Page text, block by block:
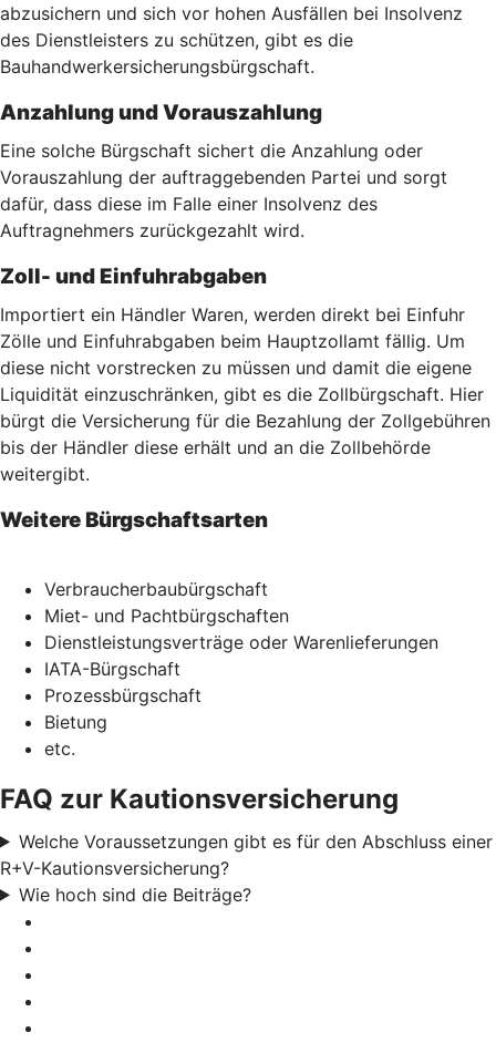
abzusichern und sich vor hohen Ausfällen bei Insolvenz
des Dienstleisters zu schützen, gibt es die
Bauhandwerkersicherungsbürgschaft.
Anzahlung und Vorauszahlung
Eine solche Bürgschaft sichert die Anzahlung oder
Vorauszahlung der auftraggebenden Partei und sorgt
dafür, dass diese im Falle einer Insolvenz des
Auftragnehmers zurückgezahlt wird.
Zoll- und Einfuhrabgaben
Importiert ein Händler Waren, werden direkt bei Einfuhr
Zölle und Einfuhrabgaben beim Hauptzollamt fällig. Um
diese nicht vorstrecken zu müssen und damit die eigene
Liquidität einzuschränken, gibt es die Zollbürgschaft. Hier
bürgt die Versicherung für die Bezahlung der Zollgebühren
bis der Händler diese erhält und an die Zollbehörde
weitergibt.
Weitere Bürgschaftsarten
Verbraucherbaubürgschaft
Miet- und Pachtbürgschaften
Dienstleistungsverträge oder Warenlieferungen
IATA-Bürgschaft
Prozessbürgschaft
Bietung
etc.
FAQ zur Kautionsversicherung
Welche Voraussetzungen gibt es für den Abschluss einer
R+V-Kautionsversicherung?
Wie hoch sind die Beiträge?